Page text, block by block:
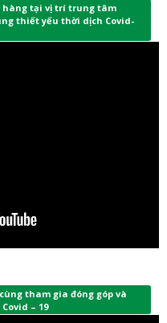
hàng tại vị trí trung tâm
thiết yếu thời dịch Covid-
tham gia đóng góp và
– 19